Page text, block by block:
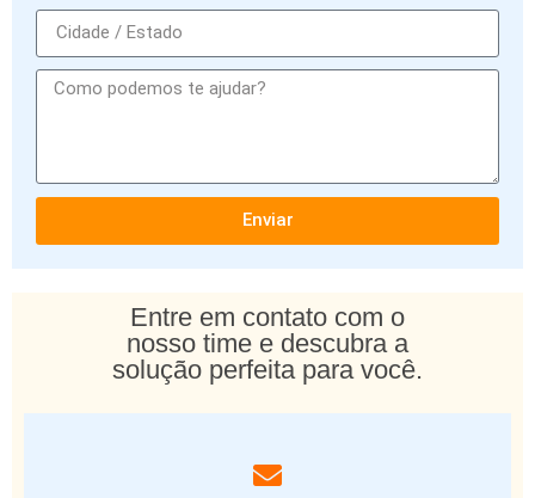
Enviar
Entre em contato com o
nosso time e descubra a
solução perfeita para você.